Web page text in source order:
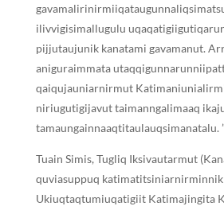
ilivvigisimallugulu
pijjutaujunik kanatami gavamanut.
aniguraimmata
qaiqujauniarnirmut
niriugutigijavut taimanngalimaaq
tamaungainnaaqtitaulauqsimanatalu.
Tuain Simis, Tugliq Iksivautarmut
quviasuppuq
Ukiuqtaqtumiuqatigiit Katimajingita